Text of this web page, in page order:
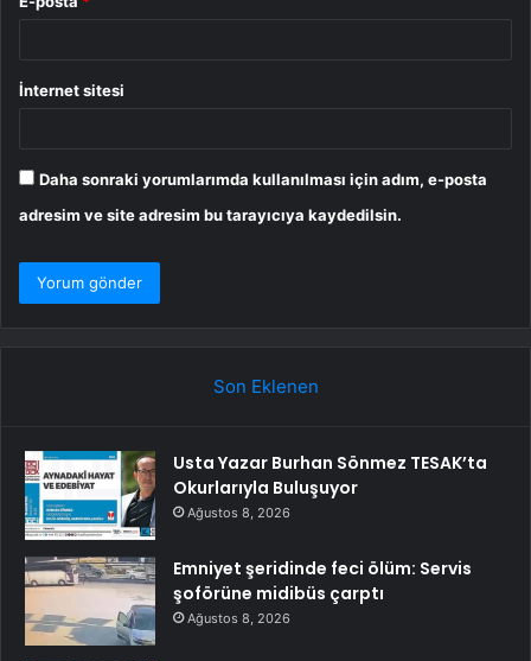
İnternet sitesi
Daha sonraki yorumlarımda kullanılması için adım, e-posta
adresim ve site adresim bu tarayıcıya kaydedilsin.
Son Eklenen
Usta Yazar Burhan Sönmez TESAK’ta
Okurlarıyla Buluşuyor
Ağustos 8, 2026
Emniyet şeridinde feci ölüm: Servis
şoförüne midibüs çarptı
Ağustos 8, 2026